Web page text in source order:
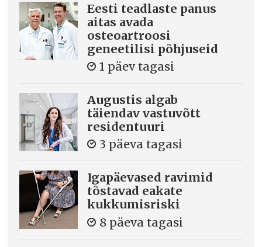
Eesti teadlaste panus
aitas avada
osteoartroosi
geneetilisi põhjuseid
1 päev tagasi
Augustis algab
täiendav vastuvõtt
residentuuri
3 päeva tagasi
Igapäevased ravimid
tõstavad eakate
kukkumisriski
8 päeva tagasi